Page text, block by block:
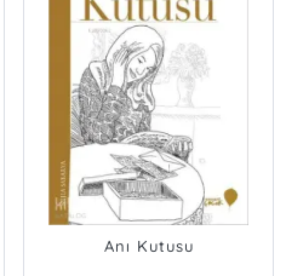
Anı Kutusu